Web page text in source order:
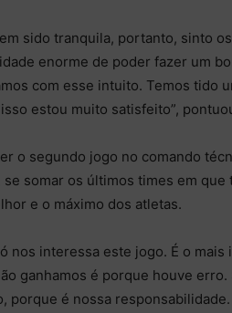
sido tranquila, portanto, sinto
enorme de poder fazer um
com esse intuito. Temos tido
estou muito satisfeito”,
o segundo jogo no comando
se somar os últimos times em
e o máximo dos atletas.
nos interessa este jogo. É o
ganhamos é porque houve
porque é nossa